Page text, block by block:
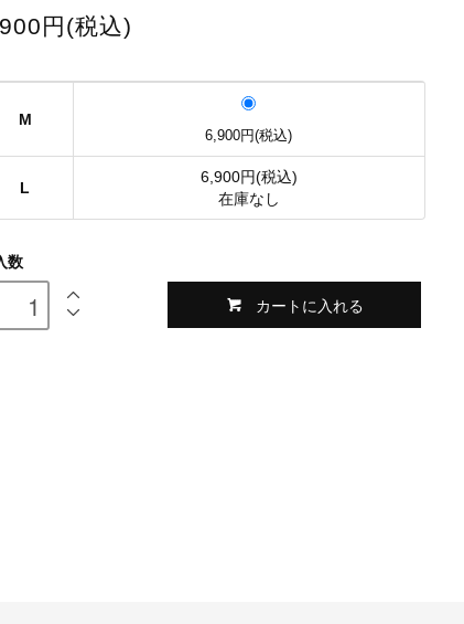
円(税込)
M
6,900円(税込)
L
6,900円(税込)
在庫なし
数
カートに入れる